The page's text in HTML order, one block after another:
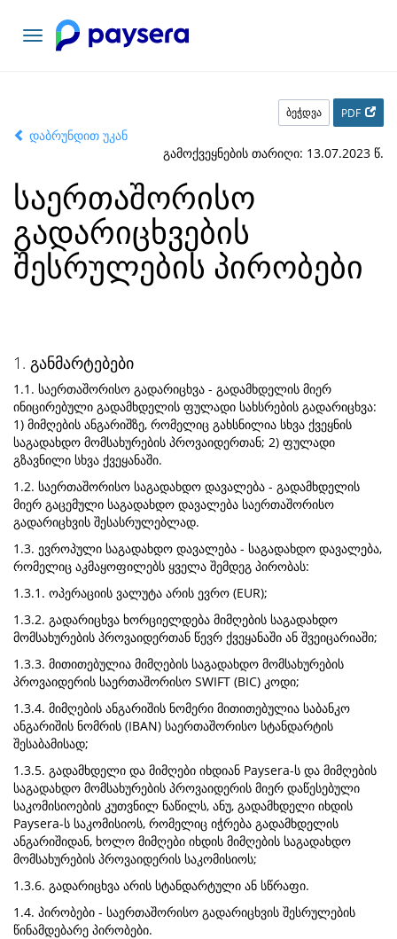
ნავიგაციის
გადართვა
ბეჭდვა PDF
დაბრუნდით უკან
გამოქვეყნების თარიღი: 13.07.2023 წ.
საერთაშორისო
გადარიცხვების
შესრულების პირობები
1. განმარტებები
1.1. საერთაშორისო გადარიცხვა - გადამხდელის მიერ
ინიცირებული გადამხდელის ფულადი სახსრების გადარიცხვა:
1) მიმღების ანგარიშზე, რომელიც გახსნილია სხვა ქვეყნის
საგადახდო მომსახურების პროვაიდერთან; 2) ფულადი
გზავნილი სხვა ქვეყანაში.
1.2. საერთაშორისო საგადახდო დავალება - გადამხდელის
მიერ გაცემული საგადახდო დავალება საერთაშორისო
გადარიცხვის შესასრულებლად.
1.3. ევროპული საგადახდო დავალება - საგადახდო დავალება,
რომელიც აკმაყოფილებს ყველა შემდეგ პირობას:
1.3.1. ოპერაციის ვალუტა არის ევრო (EUR);
1.3.2. გადარიცხვა ხორციელდება მიმღების საგადახდო
მომსახურების პროვაიდერთან წევრ ქვეყანაში ან შვეიცარიაში;
1.3.3. მითითებულია მიმღების საგადახდო მომსახურების
პროვაიდერის საერთაშორისო SWIFT (BIC) კოდი;
1.3.4. მიმღების ანგარიშის ნომერი მითითებულია საბანკო
ანგარიშის ნომრის (IBAN) საერთაშორისო სტანდარტის
შესაბამისად;
1.3.5. გადამხდელი და მიმღები იხდიან Paysera-ს და მიმღების
საგადახდო მომსახურების პროვაიდერის მიერ დაწესებული
საკომისიოების კუთვნილ ნაწილს, ანუ, გადამხდელი იხდის
Paysera-ს საკომისიოს, რომელიც იჭრება გადამხდელის
ანგარიშიდან, ხოლო მიმღები იხდის მიმღების საგადახდო
მომსახურების პროვაიდერის საკომისიოს;
1.3.6. გადარიცხვა არის სტანდარტული ან სწრაფი.
1.4. პირობები - საერთაშორისო გადარიცხვის შესრულების
წინამდებარე პირობები.